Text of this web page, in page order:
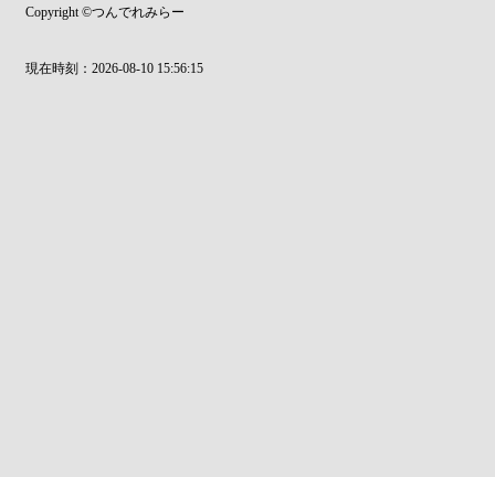
Copyright ©つんでれみらー
現在時刻：2026-08-10 15:56:15